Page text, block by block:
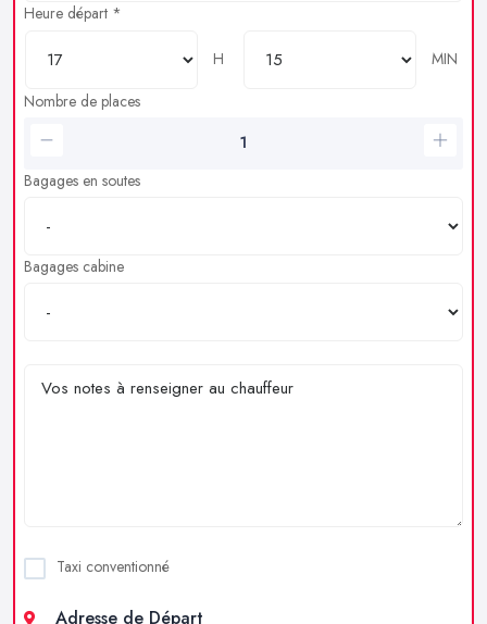
Heure départ *
H
MIN
Nombre de places
Bagages en soutes
Bagages cabine
Taxi conventionné
Adresse de Départ